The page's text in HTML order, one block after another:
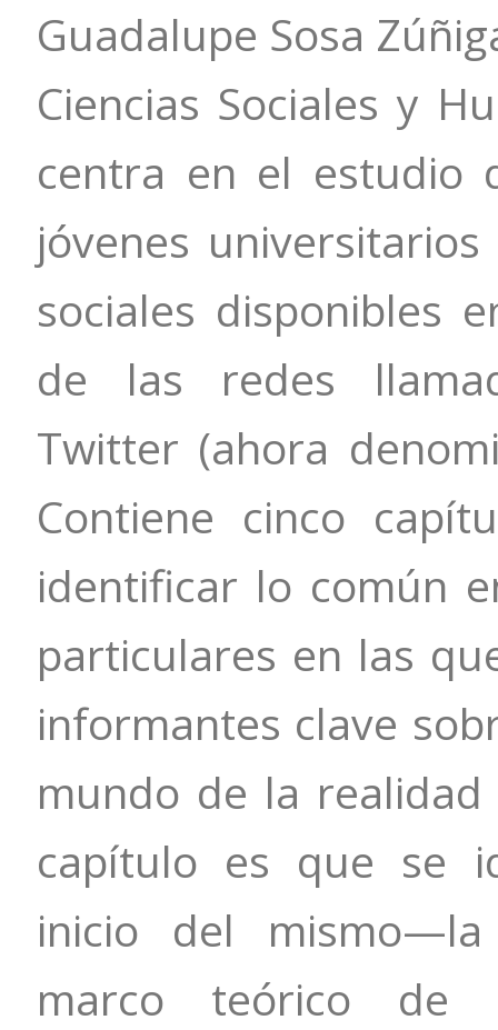
Guadalupe Sosa
Ciencias Sociales y
centra en el estudio
jóvenes
sociales disponibles
de las redes
Twitter (ahora
Contiene cinco
identificar lo común
particulares en las
informantes clave
mundo de la
capítulo es que se
inicio del
marco teórico de